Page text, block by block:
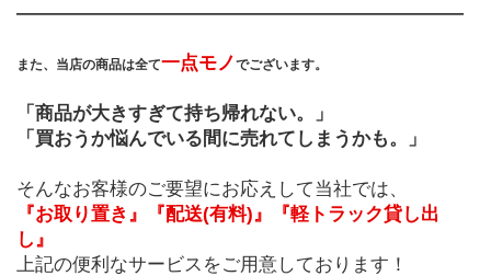
――――――――――――――――――――――――
また、当店の商品は全て一点モノでございます。
「商品が大きすぎて持ち帰れない。」
「買おうか悩んでいる間に売れてしまうかも。」
そんなお客様のご要望にお応えして当社では、
『お取り置き』『配送(有料)』『軽トラック貸し出
し』
上記の便利なサービスをご用意しております！